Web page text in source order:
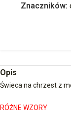
Znaczników:
Opis
Świeca na chrzest z
RÓŻNE WZORY